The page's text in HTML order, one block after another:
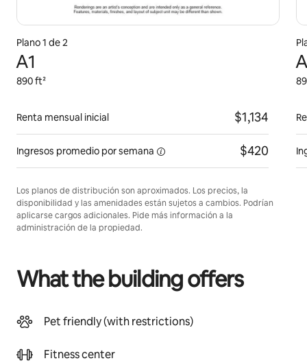
Plano 1 de 2
A1
890 ft²
Renta mensual inicial $1,134
Ingresos promedio porsemana $420
Los planos de distribución son aproximados. Los precios, la
disponibilidad y las amenidades están sujetos a cambios. Podrían
aplicarse cargos adicionales. Pide más información a la
administración de la propiedad.
What the building offers
Pet friendly (with restrictions)
Fitness center